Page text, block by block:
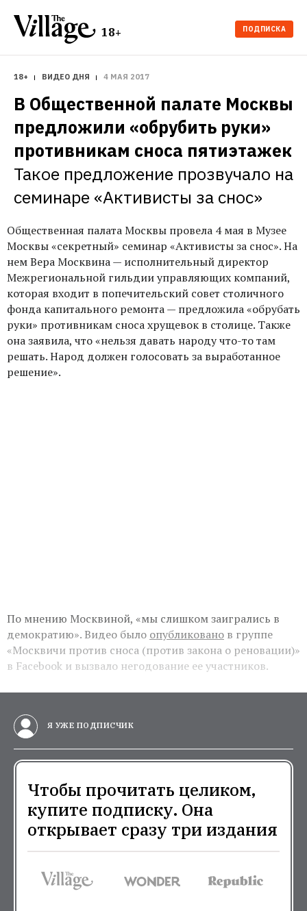
18+ ПОДПИСКА
18+ ВИДЕО ДНЯ 4 МАЯ 2017
В Общественной палате Москвы
предложили «обрубить руки»
Такое предложение прозвучало на
семинаре «Активисты за снос»
Общественная палата Москвы провела 4 мая в Музее
Москвы «секретный» семинар «Активисты за снос». На
нем Вера Москвина — исполнительный директор
Межрегиональной гильдии управляющих компаний,
которая входит в попечительский совет столичного
фонда капитального ремонта — предложила «обрубать
руки» противникам сноса хрущевок в столице. Также
она заявила, что «нельзя давать народу что-то там
решать. Народ должен голосовать за выработанное
решение».
По мнению Москвиной, «мы слишком заигрались в
демократию». Видео было опубликовано в группе
«Москвичи против сноса (против закона о реновации)»
в Facebook и вызвало негодование ее участников.
Я УЖЕ ПОДПИСЧИК
Чтобы прочитать целиком,
купите подписку. Она
открывает сразу три издания